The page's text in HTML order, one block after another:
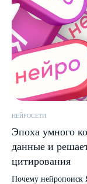
НЕЙРОСЕТИ
Эпоха умного
данные и
цитирования
Почему нейропоиск